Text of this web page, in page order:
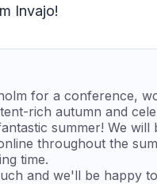
Invajo!
for a conference,
rich autumn and
summer! We
throughout the
time.
and we'll be happy